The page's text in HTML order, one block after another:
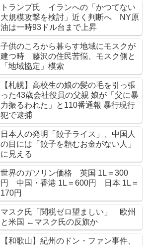
トランプ氏 イランへの「かつてない
大規模攻撃を検討」近く判断へ NY原
油は一時93ドル台まで上昇
子供のころから暮らす地域にモスクが
建つ時 藤沢の住民苦悩、モスク側と
「地域協定」模索
【札幌】高校生の娘の髪の毛を引っ張
った43歳会社役員の父親 娘が「父に暴
力振るわれた」と110番通報 暴行現行
犯で逮捕
日本人の発明「餃子ライス」、中国人
の目には「餃子を頼むお金がない人」
に見える
世界のガソリン価格 英国 1L＝300
円 中国・香港 1L＝600円 日本 1L＝
170円
マスク氏「関税ゼロ望ましい」 欧州
と米国 ←マスク氏の反旗か
【和歌山】紀州のドン・ファン事件、